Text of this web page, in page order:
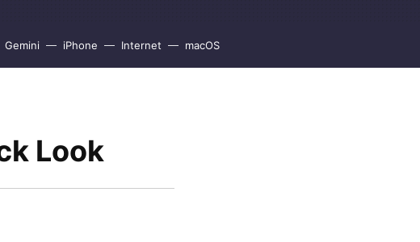
Gemini iPhone Internet macOS
Look